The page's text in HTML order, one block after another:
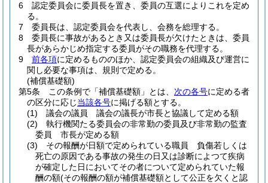
6
認定委員会に委員長を置き、委員の互選によりこれを定め
る。
7
委員長は、認定委員会を代表し、会務を総理する。
8
委員長に事故があるとき又は委員長が欠けたときは、委員
長があらかじめ指定する委員がその職務を代理する。
9
前各項に定めるもののほか、認定委員会の組織及び運営に
関し必要な事項は、規則で定める。
(補償基礎額)
第5条
この条例で「補償基礎額」とは、 次の各号に定める者
の区分に応じ当該各号に掲げる額とする。
(1)
議会の議員 議会の議長が市長と協議して定める額
(2)
執行機関たる委員会の非常勤の委員及び非常勤の監査
委員 市長が定める額
(3)
その報酬が日額で定められている職員 負傷若しくは
死亡の原因である事故の発生の日又は診断によつて疾病
が確定した日においてその者について定められていた報
酬の額(その報酬の額が補償基礎額として公正を欠くと認